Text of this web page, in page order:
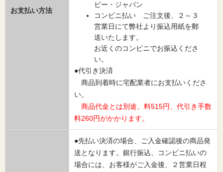
お支払い方法
ビー・ジャパン
コンビニ払い ご注文後、２～３
営業日にて弊社より振込用紙を郵
送いたします。
お近くのコンビニでお振込くださ
い。
●代引き決済
商品到着時に宅配業者にお支払いくださ
い。
商品代金とは別途、料515円、代引き手数
料260円がかかります。
●先払い決済の場合、ご入金確認後の商品発
送となります。銀行振込、コンビニ払いの
場合には、お客様がご入金後、２営業日程